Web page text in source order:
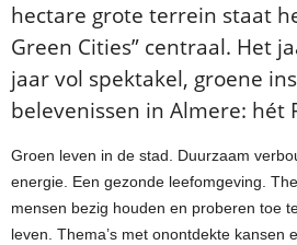
hectare grote terrein staat
Green Cities” centraal. Het
jaar vol spektakel, groene
belevenissen in Almere: hét
Groen leven in de stad. Duurzaam
energie. Een gezonde leefomgeving.
mensen bezig houden en proberen toe
leven. Thema’s met onontdekte kansen